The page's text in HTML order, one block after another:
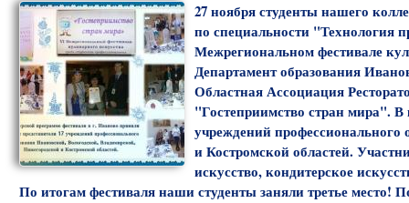
27 ноября студенты нашего
по специальности "Технология
Межрегиональном фестивале
Департамент образования
Областная Ассоциация
"Гостеприимство стран мира". В
учреждений
и Костромской областей.
искусство, кондитерское
По итогам фестиваля наши студенты заняли третье место!